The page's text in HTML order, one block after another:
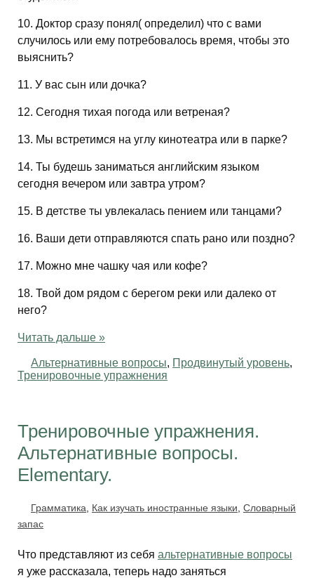
10. Доктор сразу понял( определил) что с вами
случилось или ему потребовалось время, чтобы это
выяснить?
11. У вас сын или дочка?
12. Сегодня тихая погода или ветреная?
13. Мы встретимся на углу кинотеатра или в парке?
14. Ты будешь заниматься английским языком
сегодня вечером или завтра утром?
15. В детстве ты увлекалась пением или танцами?
16. Ваши дети отправляются спать рано или поздно?
17. Можно мне чашку чая или кофе?
18. Твой дом рядом с берегом реки или далеко от
него?
Читать дальше »
Альтернативные вопросы, Продвинутый уровень,
Тренировочные упражнения
Тренировочные упражнения.
Альтернативные вопросы.
Elementary.
Грамматика Как изучать иностранные языки Словарный
запас
Что представляют из себя альтернативные вопросы
я уже рассказала, теперь надо заняться